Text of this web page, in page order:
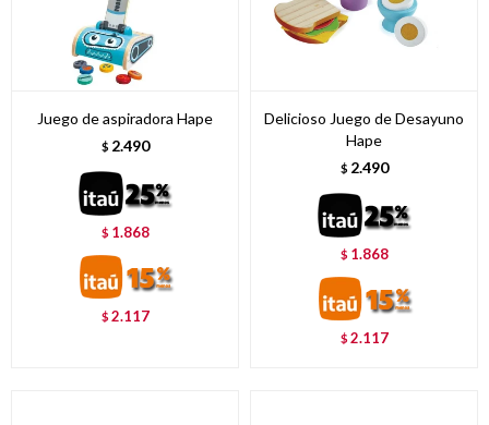
Juego de aspiradora Hape
$ 2.490
$ 1.868
$2.117
Delicioso Juego de Desayuno
Hape
$ 2.490
$ 1.868
$2.117